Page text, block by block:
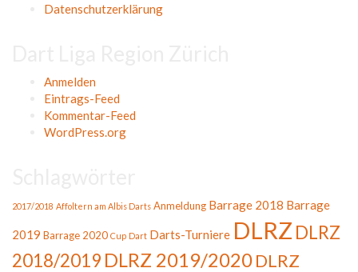
Datenschutzerklärung
Anmelden
Eintrags-Feed
Kommentar-Feed
WordPress.org
2017/2018 Affoltern am Albis Darts Anmeldung Barrage 2018 Barrage
2019 Barrage 2020 Cup Dart Darts-Turniere DLRZ DLRZ
2018/2019 DLRZ 2019/2020DLRZ